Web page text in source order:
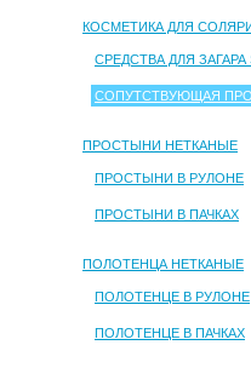
КОСМЕТИКА ДЛЯ
СРЕДСТВА ДЛЯ ЗАГАРА
СОПУТСТВУЮЩАЯ
ПРОСТЫНИ НЕТКАНЫЕ
ПРОСТЫНИ В РУЛОНЕ
ПРОСТЫНИ В ПАЧКАХ
ПОЛОТЕНЦА НЕТКАНЫЕ
ПОЛОТЕНЦЕ В РУЛОНЕ
ПОЛОТЕНЦЕ В ПАЧКАХ